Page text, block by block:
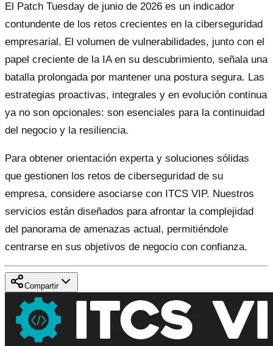
El Patch Tuesday de junio de 2026 es un indicador
contundente de los retos crecientes en la ciberseguridad
empresarial. El volumen de vulnerabilidades, junto con el
papel creciente de la IA en su descubrimiento, señala una
batalla prolongada por mantener una postura segura. Las
estrategias proactivas, integrales y en evolución continua
ya no son opcionales: son esenciales para la continuidad
del negocio y la resiliencia.
Para obtener orientación experta y soluciones sólidas
que gestionen los retos de ciberseguridad de su
empresa, considere asociarse con ITCS VIP. Nuestros
servicios están diseñados para afrontar la complejidad
del panorama de amenazas actual, permitiéndole
centrarse en sus objetivos de negocio con confianza.
Compartir